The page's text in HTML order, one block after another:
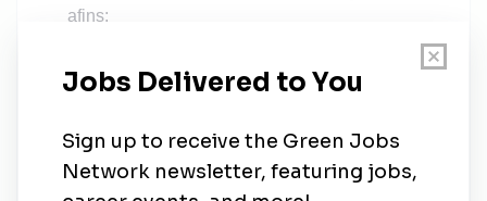
afins;
MBA ou especialização em Marketing será um
diferencial;